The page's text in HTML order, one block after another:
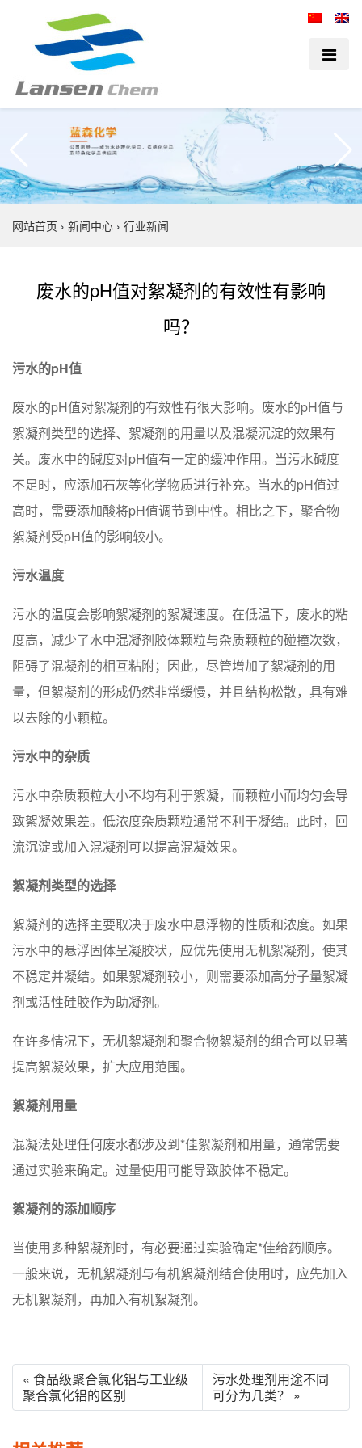
网站首页 › 新闻中心 › 行业新闻
废水的pH值对絮凝剂的有效性有影响
吗？
污水的pH值
废水的pH值对絮凝剂的有效性有很大影响。废水的pH值与
絮凝剂类型的选择、絮凝剂的用量以及混凝沉淀的效果有
关。废水中的碱度对pH值有一定的缓冲作用。当污水碱度
不足时，应添加石灰等化学物质进行补充。当水的pH值过
高时，需要添加酸将pH值调节到中性。相比之下，聚合物
絮凝剂受pH值的影响较小。
污水温度
污水的温度会影响絮凝剂的絮凝速度。在低温下，废水的粘
度高，减少了水中混凝剂胶体颗粒与杂质颗粒的碰撞次数，
阻碍了混凝剂的相互粘附；因此，尽管增加了絮凝剂的用
量，但絮凝剂的形成仍然非常缓慢，并且结构松散，具有难
以去除的小颗粒。
污水中的杂质
污水中杂质颗粒大小不均有利于絮凝，而颗粒小而均匀会导
致絮凝效果差。低浓度杂质颗粒通常不利于凝结。此时，回
流沉淀或加入混凝剂可以提高混凝效果。
絮凝剂类型的选择
絮凝剂的选择主要取决于废水中悬浮物的性质和浓度。如果
污水中的悬浮固体呈凝胶状，应优先使用无机絮凝剂，使其
不稳定并凝结。如果絮凝剂较小，则需要添加高分子量絮凝
剂或活性硅胶作为助凝剂。
在许多情况下，无机絮凝剂和聚合物絮凝剂的组合可以显著
提高絮凝效果，扩大应用范围。
絮凝剂用量
混凝法处理任何废水都涉及到*佳絮凝剂和用量，通常需要
通过实验来确定。过量使用可能导致胶体不稳定。
絮凝剂的添加顺序
当使用多种絮凝剂时，有必要通过实验确定*佳给药顺序。
一般来说，无机絮凝剂与有机絮凝剂结合使用时，应先加入
无机絮凝剂，再加入有机絮凝剂。
« 食品级聚合氯化铝与工业级
聚合氯化铝的区别
污水处理剂用途不同
可分为几类？ »